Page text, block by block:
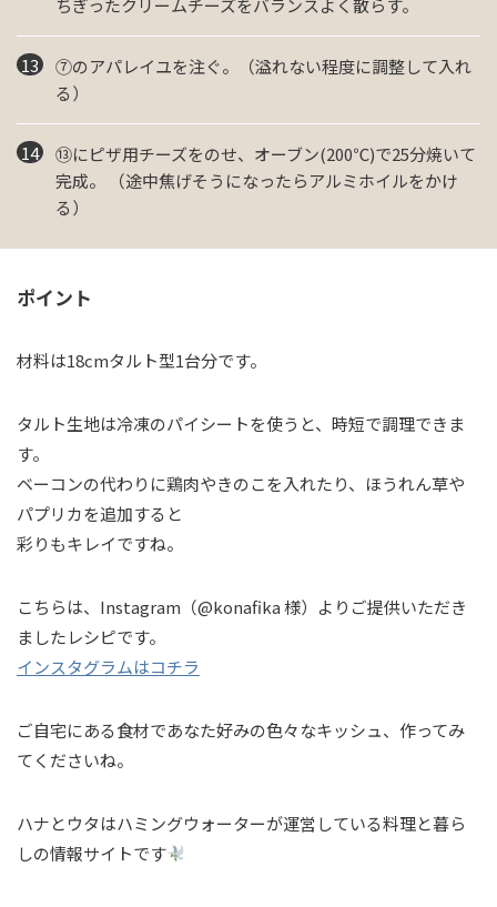
ちぎったクリームチーズをバランスよく散らす。
⑦のアパレイユを注ぐ。（溢れない程度に調整して入れ
る）
⑬にピザ用チーズをのせ、オーブン(200℃)で25分焼いて
完成。 （途中焦げそうになったらアルミホイルをかけ
る）
ポイント
材料は18cmタルト型1台分です。
タルト生地は冷凍のパイシートを使うと、時短で調理できま
す。
ベーコンの代わりに鶏肉やきのこを入れたり、ほうれん草や
パプリカを追加すると
彩りもキレイですね。
こちらは、Instagram（@konafika 様）よりご提供いただき
ましたレシピです。
インスタグラムはコチラ
ご自宅にある食材であなた好みの色々なキッシュ、作ってみ
てくださいね。
ハナとウタはハミングウォーターが運営している料理と暮ら
しの情報サイトです